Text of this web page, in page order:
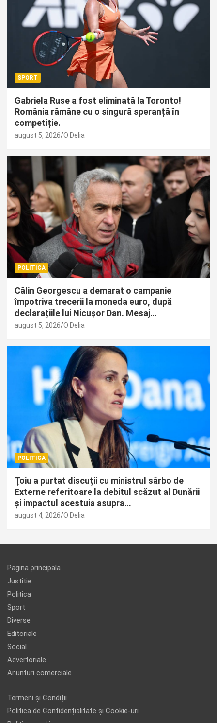
SPORT
Gabriela Ruse a fost eliminată la Toronto!
România rămâne cu o singură speranță în
competiție.
august 5, 2026 O Delia
POLITICA
Călin Georgescu a demarat o campanie
împotriva trecerii la moneda euro, după
declarațiile lui Nicușor Dan. Mesaj…
august 5, 2026 O Delia
POLITICA
Ţoiu a purtat discuții cu ministrul sârbo de
Externe referitoare la debitul scăzut al Dunării
și impactul acestuia asupra…
august 4, 2026 O Delia
Pagina principala
Justitie
Politica
Sport
Diverse
Editoriale
Social
Advertoriale
Anunturi comerciale
Termeni și Condiții
Politica de Confidențialitate și Cookie-uri